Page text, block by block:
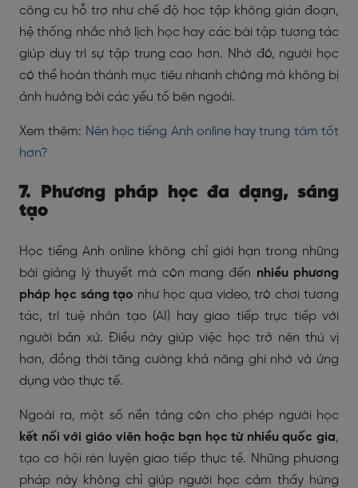
công cụ hỗ trợ như chế độ học tập không gián đoạn,
hệ thống nhắc nhở lịch học hay các bài tập tương tác
giúp duy trì sự tập trung cao hơn. Nhờ đó, người học
có thể hoàn thành mục tiêu nhanh chóng mà không bị
ảnh hưởng bởi các yếu tố bên ngoài.
Xem thêm: Nên học tiếng Anh online hay trung tâm tốt
hơn?
7. Phương pháp học đa dạng, sáng
tạo
Học tiếng Anh online không chỉ giới hạn trong những
bài giảng lý thuyết mà còn mang đến nhiều phương
pháp học sáng tạo như học qua video, trò chơi tương
tác, trí tuệ nhân tạo (AI) hay giao tiếp trực tiếp với
người bản xứ. Điều này giúp việc học trở nên thú vị
hơn, đồng thời tăng cường khả năng ghi nhớ và ứng
dụng vào thực tế.
Ngoài ra, một số nền tảng còn cho phép người học
kết nối với giáo viên hoặc bạn học từ nhiều quốc gia,
tạo cơ hội rèn luyện giao tiếp thực tế. Những phương
pháp này không chỉ giúp người học cảm thấy hứng